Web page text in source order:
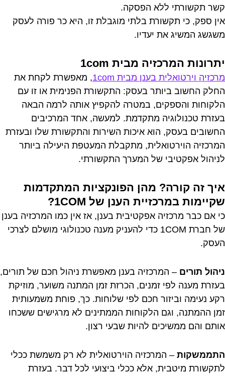
קשר תקשורתי ללא הפסקה.
אין ספק, כי תקשורת בלתי מוגבלת זו, היא כר פורה לעסק
משגשג המשיג את יעדיו.
יתרונות המרכזיה מבית 1com
מרכזיה וירטואלית בענן מבית 1com
, מאפשרת לקחת את
החלק החשוב ביותר בעסק: התקשורת הפנימית או זו עם
הלקוחות והספקים, במטרה להקפיץ אותה לרמה הבאה
בעזרת טכנולוגיה מתקדמת. למעשה, אחד המרכיבים
החשובים בעסק, הוא איכות השירות והתקשורת שלו ובעזרת
המרכזיה הוירטואלית, מתקבלת המעטפת היעילה ביותר
לניהול אפקטיבי של המערך התקשורתי.
איך זה קורה? מהן הפונקציות המתקדמות
שקיימות במרכזיית הענן של 1COM?
כי אם כבר מרכזיה אפקטיבית בענן, אז אין כמו המרכזיה בענן
של חברת 1COM כדי להעניק מענה טכנולוגי מושלם לצרכי
העסק.
ניהול תורים – המרכזיה בענן מאפשרת ניהול חכם של תורים,
בעזרת מענה לפי זמנים, הכרזת זמן המתנה משוער, מוזיקת
רקע נעימה וביזור חכם לפי שלוחות. כך, פוחת משמעותית
זמן ההמתנה, וגם הלקוחות הממתינים לא מרגישים ששכחו
אותם והם ממשיכים להיות שבעי רצון.
התממשקות – המרכזיה הוירטואלית לא רק משמשת ככלי
לתקשורת מיטבית, אלא ככלי ביצועי לכל דבר. בעזרת